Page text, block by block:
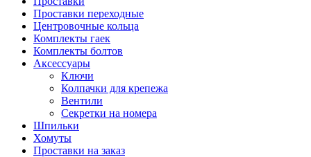
Проставки переходные
Центровочные кольца
Комплекты гаек
Комплекты болтов
Аксессуары
Ключи
Колпачки для крепежа
Вентили
Секретки на номера
Шпильки
Хомуты
Проставки на заказ